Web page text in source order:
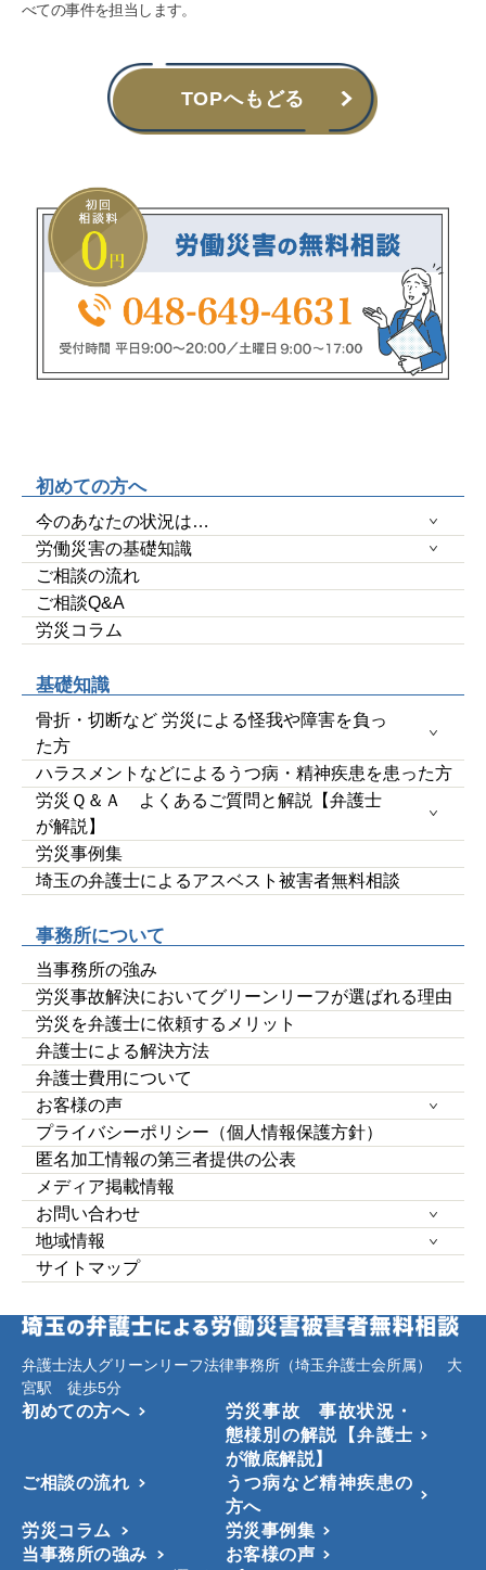
初めての方へ
今のあなたの状況は…
労働災害の基礎知識
ご相談の流れ
ご相談Q&A
労災コラム
基礎知識
骨折・切断など 労災による怪我や障害を負っ
た方
ハラスメントなどによるうつ病・精神疾患を患った方
労災Ｑ＆Ａ よくあるご質問と解説【弁護士
が解説】
労災事例集
埼玉の弁護士によるアスベスト被害者無料相談
事務所について
当事務所の強み
労災事故解決においてグリーンリーフが選ばれる理由
労災を弁護士に依頼するメリット
弁護士による解決方法
弁護士費用について
お客様の声
プライバシーポリシー（個人情報保護方針）
匿名加工情報の第三者提供の公表
メディア掲載情報
お問い合わせ
地域情報
サイトマップ
べての事件を担当します。
TOPへもどる
弁護士法人グリーンリーフ法律事務所（埼玉弁護士会所属） 大
宮駅 徒歩5分
初めての方へ
労災事故 事故状況・
態様別の解説【弁護士
が徹底解説】
ご相談の流れ
うつ病など精神疾患の
方へ
労災コラム
労災事例集
当事務所の強み
お客様の声